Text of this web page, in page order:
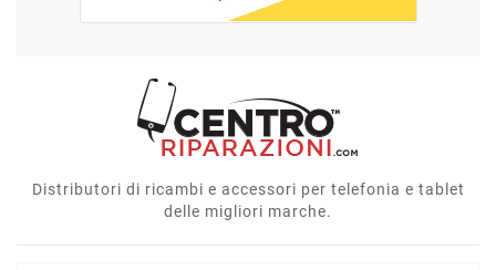
Distributori di ricambi e accessori per telefonia e tablet
delle migliori marche.